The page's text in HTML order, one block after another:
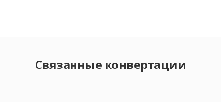
Связанные конвертации